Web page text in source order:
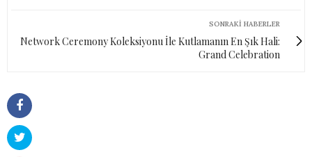
SONRAKI HABERLER
Network Ceremony Koleksiyonu İle Kutlamanın En Şık Hali:
Grand Celebration